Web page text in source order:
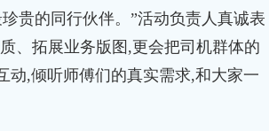
贵的同行伙伴。”活动负责人真诚表
、拓展业务版图,更会把司机群体的
动,倾听师傅们的真实需求,和大家一